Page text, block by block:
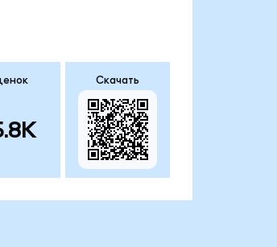
Скачать